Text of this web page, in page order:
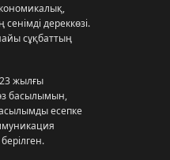
дереккөзі.
сұқбаттың
жылғы
басылымын,
есепке